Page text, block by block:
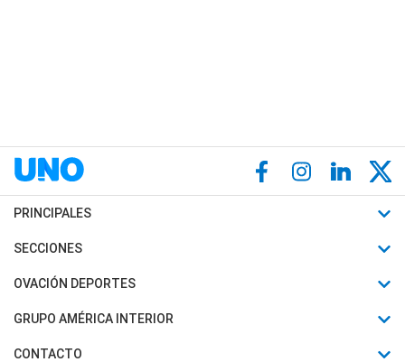
PRINCIPALES
Últimas Noticias
Política
SECCIONES
Horóscopo
Motores
OVACIÓN DEPORTES
Fútbol
Mundial
GRUPO AMÉRICA INTERIOR
Canal 7 en Vivo
CONTACTO